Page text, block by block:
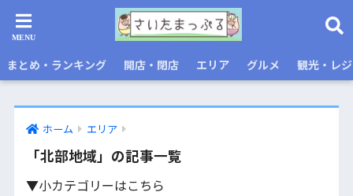
まとめ・ランキング 開店・閉店 エリア グルメ 観光・レ
ホーム エリア
「北部地域」の記事一覧
▼小カテゴリーはこちら